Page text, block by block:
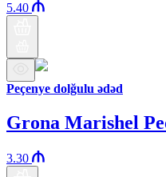
5.40
Peçenye dolğulu ədəd
Grona Marishel
3.30